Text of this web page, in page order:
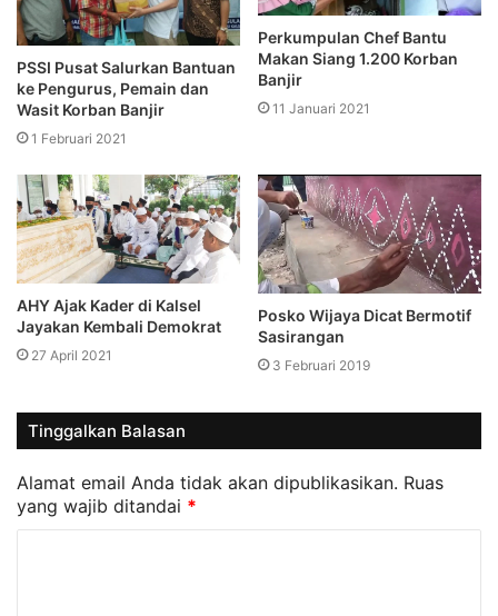
PSSI Pusat Salurkan Bantuan
ke Pengurus, Pemain dan
Wasit Korban Banjir
1 Februari 2021
Perkumpulan Chef Bantu
Makan Siang 1.200 Korban
Banjir
11 Januari 2021
AHY Ajak Kader di Kalsel
Jayakan Kembali Demokrat
27 April 2021
Posko Wijaya Dicat Bermotif
Sasirangan
3 Februari 2019
Tinggalkan Balasan
Alamat email Anda tidak akan dipublikasikan. Ruas
yang wajib ditandai *